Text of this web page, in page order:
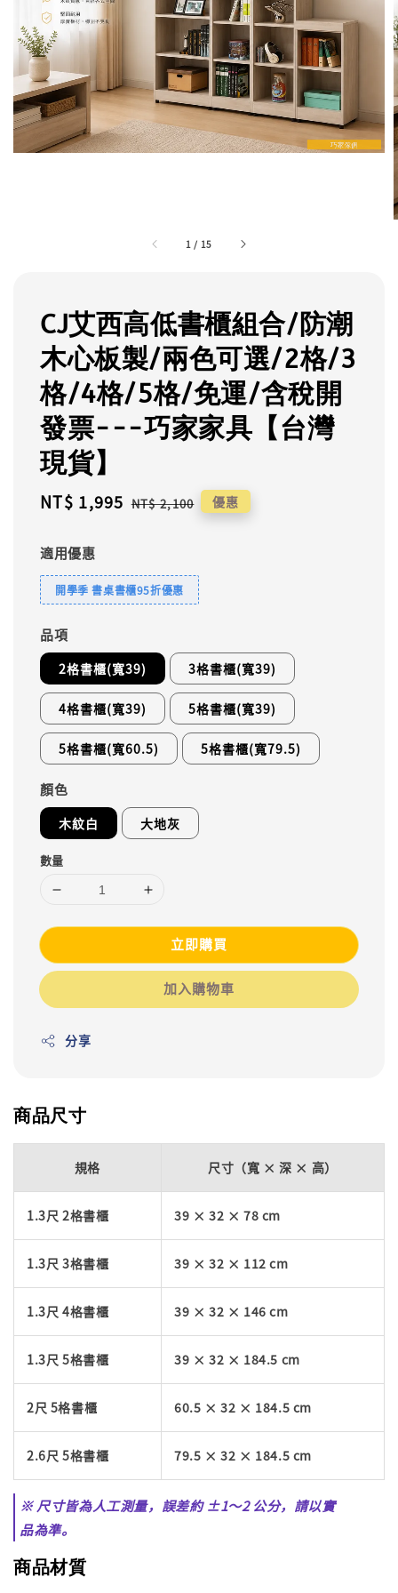
1 / 15
CJ艾西高低書櫃組合/防潮
木心板製/兩色可選/2格/3
格/4格/5格/免運/含稅開
發票---巧家家具【台灣
現貨】
Sale
NT$ 1,995 Regular
NT$ 2,100 優惠
適用優惠
開學季 書桌書櫃95折優惠
品項
2格書櫃(寬39) 3格書櫃(寬39)
4格書櫃(寬39) 5格書櫃(寬39)
5格書櫃(寬60.5) 5格書櫃(寬79.5)
顏色
木紋白 大地灰
數量
立即購買
加入購物車
分享
商品尺寸
規格 尺寸（寬 × 深 × 高）
1.3尺 2格書櫃 39 × 32 × 78 cm
1.3尺 3格書櫃 39 × 32 × 112 cm
1.3尺 4格書櫃 39 × 32 × 146 cm
1.3尺 5格書櫃 39 × 32 × 184.5 cm
2尺 5格書櫃 60.5 × 32 × 184.5 cm
2.6尺 5格書櫃 79.5 × 32 × 184.5 cm
※ 尺寸皆為人工測量，誤差約 ±1～2 公分，請以實
品為準。
商品材質